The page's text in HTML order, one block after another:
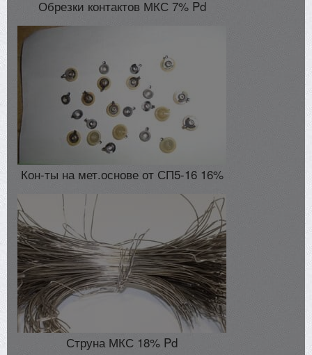
Обрезки контактов МКС 7% Pd
Кон-ты на мет.основе от СП5-16 16%
Струна МКС 18% Pd